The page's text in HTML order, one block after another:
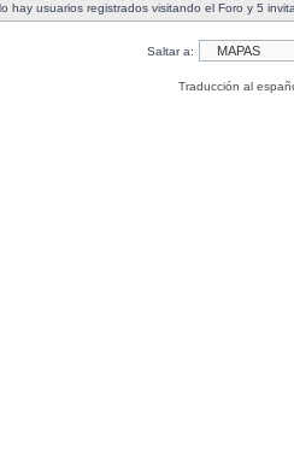
hay usuarios registrados visitando el Foro y 5
Saltar a:
Traducción al